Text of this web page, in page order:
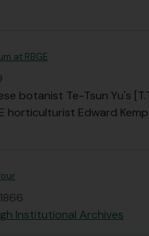
at RBGE
botanist Te-Tsun Yu's
horticulturist Edward
Institutional Archives